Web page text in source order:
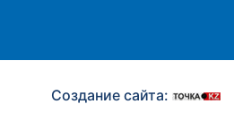
Создание сайта: